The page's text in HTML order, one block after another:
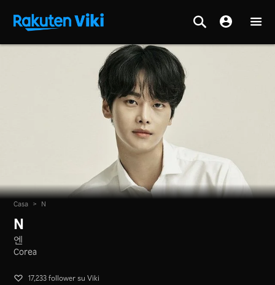
Casa > N
N
엔
Corea
17,233 follower su Viki